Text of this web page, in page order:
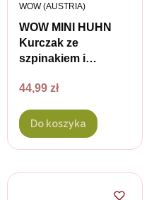
WOW MINI HUHN
Kurczak ze
szpinakiem i
sucha
dorosłych psów
małych ras - 1 kg
PRODUCENT
WOW (AUSTRIA)
Cena
44,99 zł
Do koszyka